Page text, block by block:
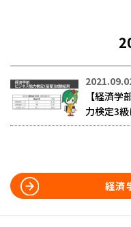
【経済
力検定3級
経済